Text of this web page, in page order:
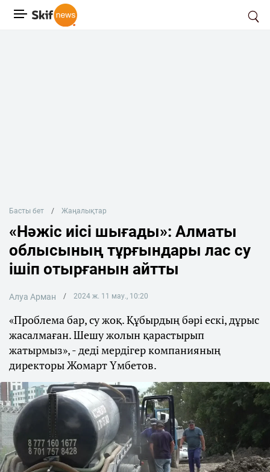
Басты бет Жаңалықтар
«Нәжіс иісі шығады»: Алматы
облысының тұрғындары лас су
ішіп отырғанын айтты
Алуа Арман 2024 ж. 11 мау., 10:20
«Проблема бар, су жоқ. Құбырдың бәрі ескі, дұрыс
жасалмаған. Шешу жолын қарастырып
жатырмыз», - деді мердігер компанияның
директоры Жомарт Үмбетов.